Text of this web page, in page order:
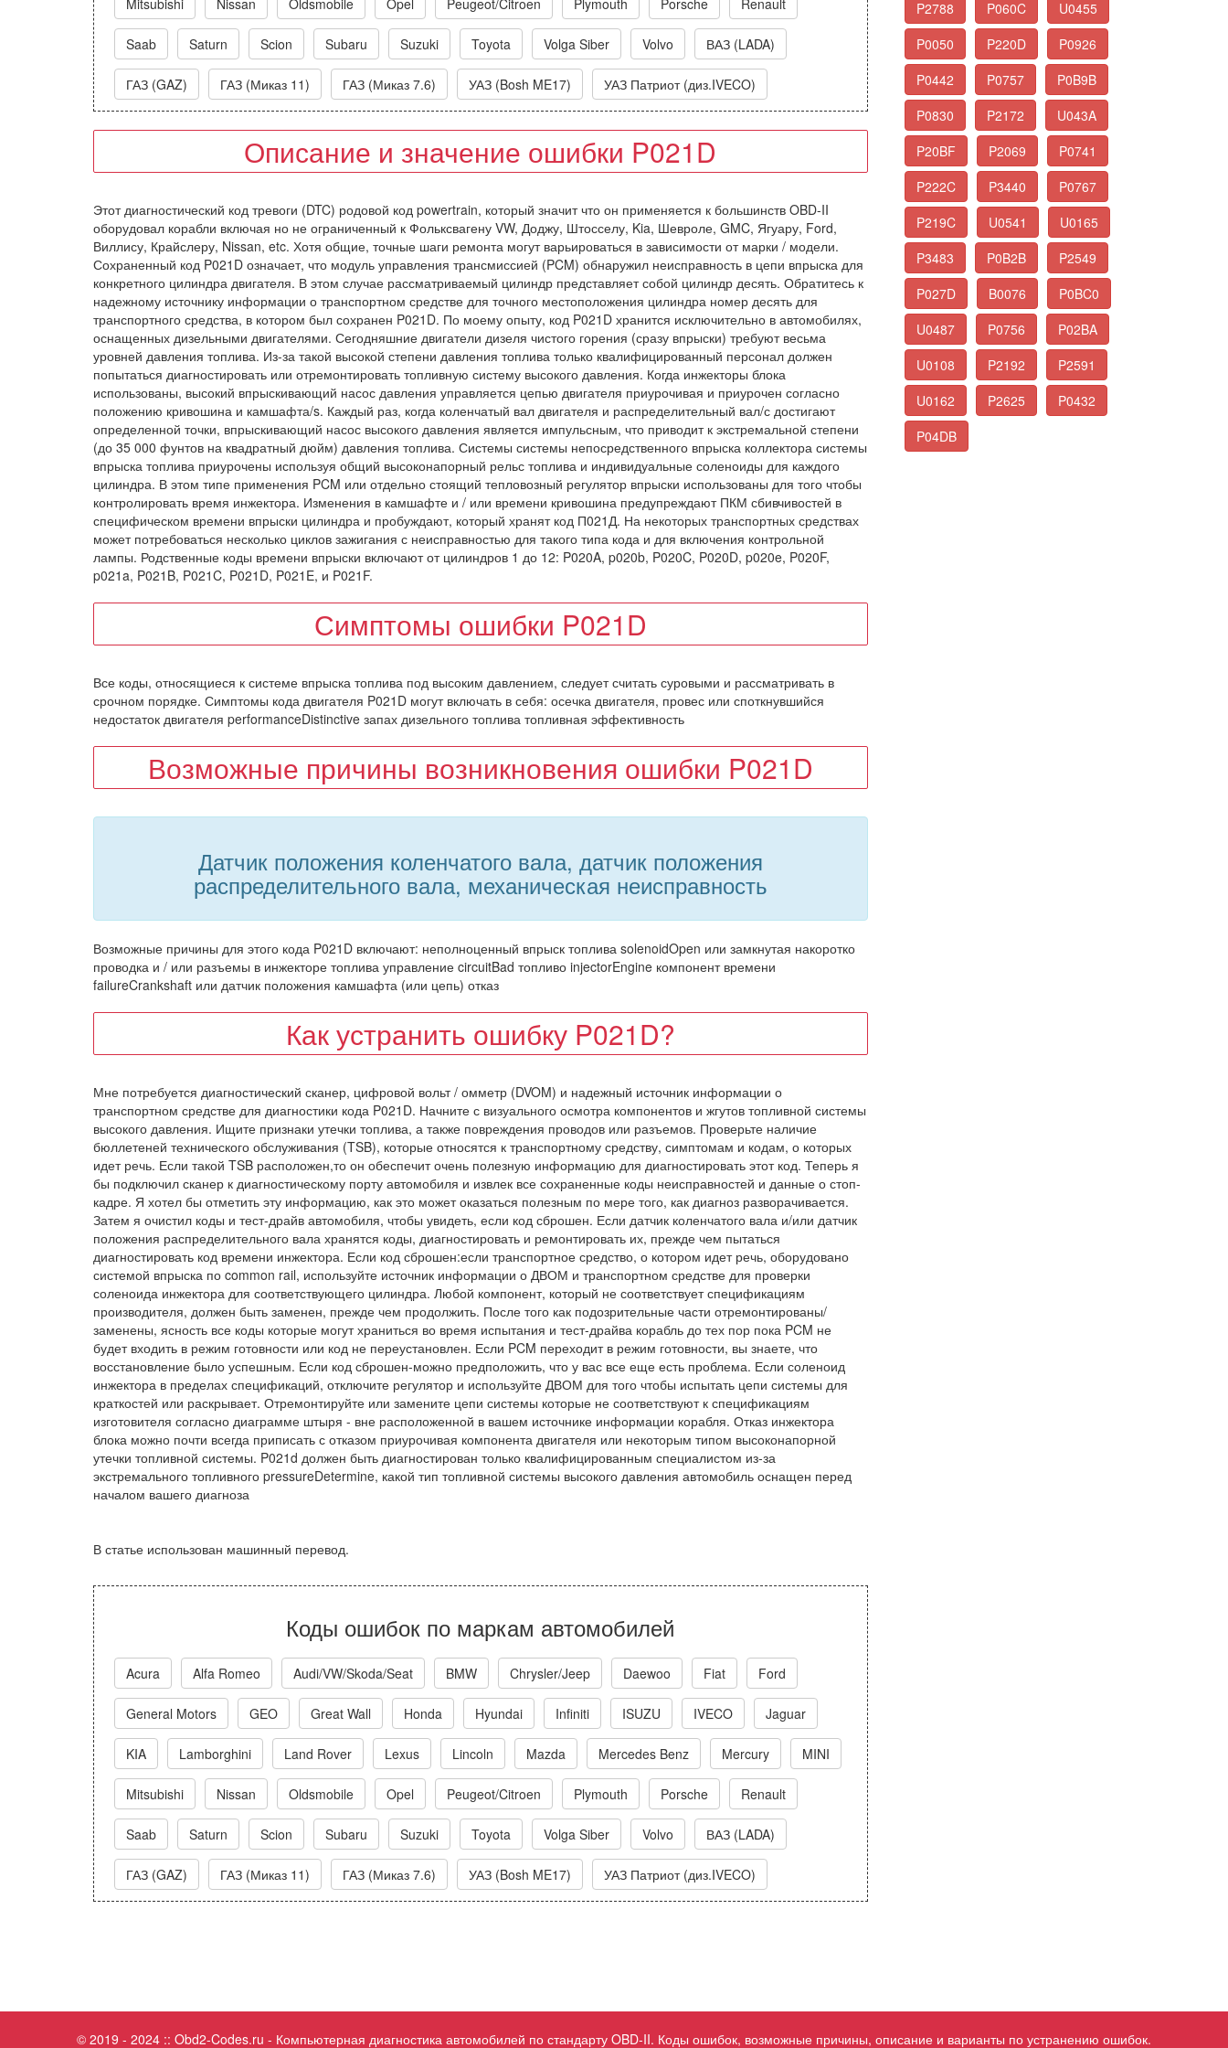
Mitsubishi Nissan Oldsmobile Opel Peugeot/Citroen Plymouth Porsche Renault
Saab Saturn Scion Subaru Suzuki Toyota Volga Siber Volvo ВАЗ (LADA)
ГАЗ (GAZ) ГАЗ (Миказ 11) ГАЗ (Миказ 7.6) УАЗ (Bosh ME17) УАЗ Патриот (диз.IVECO)
Описание и значение ошибки P021D
Этот диагностический код тревоги (DTC) родовой код powertrain, который значит что он применяется к большинств OBD-II
оборудовал корабли включая но не ограниченный к Фольксвагену VW, Доджу, Штосселу, Kia, Шевроле, GMC, Ягуару, Ford,
Виллису, Крайслеру, Nissan, etc. Хотя общие, точные шаги ремонта могут варьироваться в зависимости от марки / модели.
Сохраненный код P021D означает, что модуль управления трансмиссией (PCM) обнаружил неисправность в цепи впрыска для
конкретного цилиндра двигателя. В этом случае рассматриваемый цилиндр представляет собой цилиндр десять. Обратитесь к
надежному источнику информации о транспортном средстве для точного местоположения цилиндра номер десять для
транспортного средства, в котором был сохранен P021D. По моему опыту, код P021D хранится исключительно в автомобилях,
оснащенных дизельными двигателями. Сегодняшние двигатели дизеля чистого горения (сразу впрыски) требуют весьма
уровней давления топлива. Из-за такой высокой степени давления топлива только квалифицированный персонал должен
попытаться диагностировать или отремонтировать топливную систему высокого давления. Когда инжекторы блока
использованы, высокий впрыскивающий насос давления управляется цепью двигателя приурочивая и приурочен согласно
положению кривошина и камшафта/s. Каждый раз, когда коленчатый вал двигателя и распределительный вал/с достигают
определенной точки, впрыскивающий насос высокого давления является импульсным, что приводит к экстремальной степени
(до 35 000 фунтов на квадратный дюйм) давления топлива. Системы системы непосредственного впрыска коллектора системы
впрыска топлива приурочены используя общий высоконапорный рельс топлива и индивидуальные соленоиды для каждого
цилиндра. В этом типе применения PCM или отдельно стоящий тепловозный регулятор впрыски использованы для того чтобы
контролировать время инжектора. Изменения в камшафте и / или времени кривошина предупреждают ПКМ сбивчивостей в
специфическом времени впрыски цилиндра и пробуждают, который хранят код П021Д. На некоторых транспортных средствах
может потребоваться несколько циклов зажигания с неисправностью для такого типа кода и для включения контрольной
лампы. Родственные коды времени впрыски включают от цилиндров 1 до 12: P020A, p020b, P020C, P020D, p020e, P020F,
p021a, P021B, P021C, P021D, P021E, и P021F.
Симптомы ошибки P021D
Все коды, относящиеся к системе впрыска топлива под высоким давлением, следует считать суровыми и рассматривать в
срочном порядке. Симптомы кода двигателя P021D могут включать в себя: осечка двигателя, провес или споткнувшийся
недостаток двигателя performanceDistinctive запах дизельного топлива топливная эффективность
Возможные причины возникновения ошибки P021D
Датчик положения коленчатого вала, датчик положения
распределительного вала, механическая неисправность
Возможные причины для этого кода P021D включают: неполноценный впрыск топлива solenoidOpen или замкнутая накоротко
проводка и / или разъемы в инжекторе топлива управление circuitBad топливо injectorEngine компонент времени
failureCrankshaft или датчик положения камшафта (или цепь) отказ
Как устранить ошибку P021D?
Мне потребуется диагностический сканер, цифровой вольт / омметр (DVOM) и надежный источник информации о
транспортном средстве для диагностики кода P021D. Начните с визуального осмотра компонентов и жгутов топливной системы
высокого давления. Ищите признаки утечки топлива, а также повреждения проводов или разъемов. Проверьте наличие
бюллетеней технического обслуживания (TSB), которые относятся к транспортному средству, симптомам и кодам, о которых
идет речь. Если такой TSB расположен,то он обеспечит очень полезную информацию для диагностировать этот код. Теперь я
бы подключил сканер к диагностическому порту автомобиля и извлек все сохраненные коды неисправностей и данные о стоп-
кадре. Я хотел бы отметить эту информацию, как это может оказаться полезным по мере того, как диагноз разворачивается.
Затем я очистил коды и тест-драйв автомобиля, чтобы увидеть, если код сброшен. Если датчик коленчатого вала и/или датчик
положения распределительного вала хранятся коды, диагностировать и ремонтировать их, прежде чем пытаться
диагностировать код времени инжектора. Если код сброшен:если транспортное средство, о котором идет речь, оборудовано
системой впрыска по common rail, используйте источник информации о ДВОМ и транспортном средстве для проверки
соленоида инжектора для соответствующего цилиндра. Любой компонент, который не соответствует спецификациям
производителя, должен быть заменен, прежде чем продолжить. После того как подозрительные части отремонтированы/
заменены, ясность все коды которые могут храниться во время испытания и тест-драйва корабль до тех пор пока PCM не
будет входить в режим готовности или код не переустановлен. Если PCM переходит в режим готовности, вы знаете, что
восстановление было успешным. Если код сброшен-можно предположить, что у вас все еще есть проблема. Если соленоид
инжектора в пределах спецификаций, отключите регулятор и используйте ДВОМ для того чтобы испытать цепи системы для
краткостей или раскрывает. Отремонтируйте или замените цепи системы которые не соответствуют к спецификациям
изготовителя согласно диаграмме штыря - вне расположенной в вашем источнике информации корабля. Отказ инжектора
блока можно почти всегда приписать с отказом приурочивая компонента двигателя или некоторым типом высоконапорной
утечки топливной системы. P021d должен быть диагностирован только квалифицированным специалистом из-за
экстремального топливного pressureDetermine, какой тип топливной системы высокого давления автомобиль оснащен перед
началом вашего диагноза
В статье использован машинный перевод.
Коды ошибок по маркам автомобилей
Acura Alfa Romeo Audi/VW/Skoda/Seat BMW Chrysler/Jeep Daewoo Fiat Ford
General Motors GEO Great Wall Honda Hyundai Infiniti ISUZU IVECO Jaguar
KIA Lamborghini Land Rover Lexus Lincoln Mazda Mercedes Benz Mercury MINI
Mitsubishi Nissan Oldsmobile Opel Peugeot/Citroen Plymouth Porsche Renault
Saab Saturn Scion Subaru Suzuki Toyota Volga Siber Volvo ВАЗ (LADA)
ГАЗ (GAZ) ГАЗ (Миказ 11) ГАЗ (Миказ 7.6) УАЗ (Bosh ME17) УАЗ Патриот (диз.IVECO)
P2788
P060C
U0455
P0050
P220D
P0926
P0442
P0757
P0B9B
P0830
P2172
U043A
P20BF
P2069
P0741
P222C
P3440
P0767
P219C
U0541
U0165
P3483
P0B2B
P2549
P027D
B0076
P0BC0
U0487
P0756
P02BA
U0108
P2192
P2591
U0162
P2625
P0432
P04DB
© 2019 - 2024 :: Obd2-Codes.ru - Компьютерная диагностика автомобилей по стандарту OBD-II. Коды ошибок, возможные причины, описание и варианты по устранению ошибок.